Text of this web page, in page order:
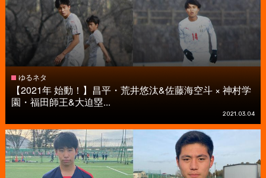
ゆるネタ
【2021年 始動！】昌平・荒井悠汰&佐藤海空斗 × 神村学
園・福田師王&大迫塁...
2021.03.04